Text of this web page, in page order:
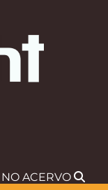
NO ACERVO